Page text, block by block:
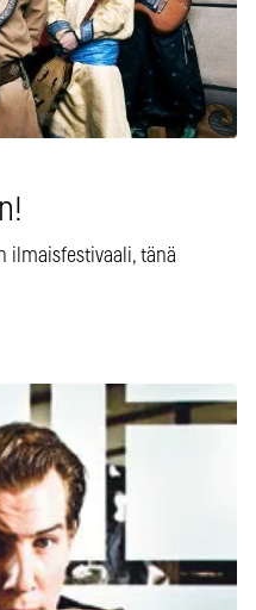
ilmaisfestivaali, tänä